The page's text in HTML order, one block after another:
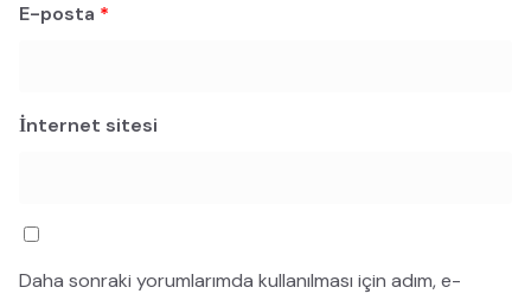
E-posta *
İnternet sitesi
Daha sonraki yorumlarımda kullanılması için adım, e-